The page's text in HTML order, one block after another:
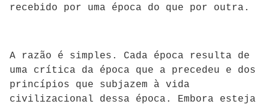
recebido por uma época do que por outra.
A razão é simples. Cada época resulta de
uma crítica da época que a precedeu e dos
princípios que subjazem à vida
civilizacional dessa época. Embora esteja